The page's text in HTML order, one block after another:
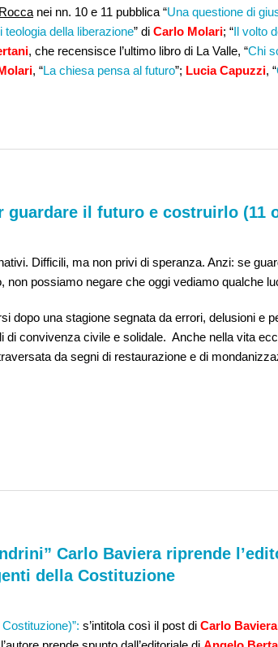
Rocca nei nn. 10 e 11 pubblica “Una questione di
teologia della liberazione” di Carlo Molari; “Il volto
, che recensisce l’ultimo libro di La Valle, “Chi
, “La chiesa pensa al futuro”; Lucia Capuzzi, “
guardare il futuro e costruirlo (11
Difficili, ma non privi di speranza. Anzi: se
non possiamo negare che oggi vediamo qualche
dopo una stagione segnata da errori, delusioni e
di convivenza civile e solidale. Anche nella vita
da segni di restaurazione e di
Carlo Baviera riprende
della Costituzione
s’intitola così il post di Carlo Baviera